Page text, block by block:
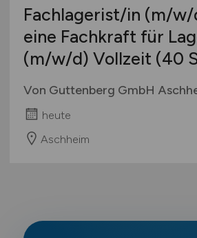
Fachlagerist/in (m/w/
eine Fachkraft für
(m/w/d) Vollzeit (40
Von Guttenberg GmbH
heute
Aschheim